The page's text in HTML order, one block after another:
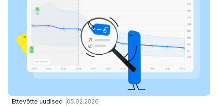
Ettevõtte uudised 05.02.2026